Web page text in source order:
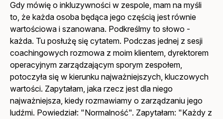
Gdy mówię o inkluzywności w zespole, mam na myśli
to, że każda osoba będąca jego częścią jest równie
wartościowa i szanowana. Podkreślmy to słowo -
każda. Tu posłużę się cytatem. Podczas jednej z sesji
coachingowych rozmowa z moim klientem, dyrektorem
operacyjnym zarządzającym sporym zespołem,
potoczyła się w kierunku najważniejszych, kluczowych
wartości. Zapytałam, jaka rzecz jest dla niego
najważniejsza, kiedy rozmawiamy o zarządzaniu jego
ludźmi. Powiedział: "Normalność". Zapytałam: "Każdy z